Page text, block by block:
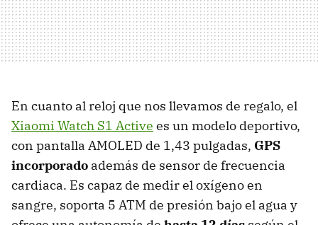
En cuanto al reloj que nos llevamos de regalo, el
Xiaomi Watch S1 Active es un modelo deportivo,
con pantalla AMOLED de 1,43 pulgadas, GPS
incorporado además de sensor de frecuencia
cardiaca. Es capaz de medir el oxígeno en
sangre, soporta 5 ATM de presión bajo el agua y